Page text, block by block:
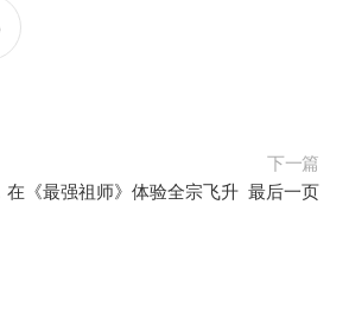
《最强祖师》体验全宗飞升
下一篇
最后一页